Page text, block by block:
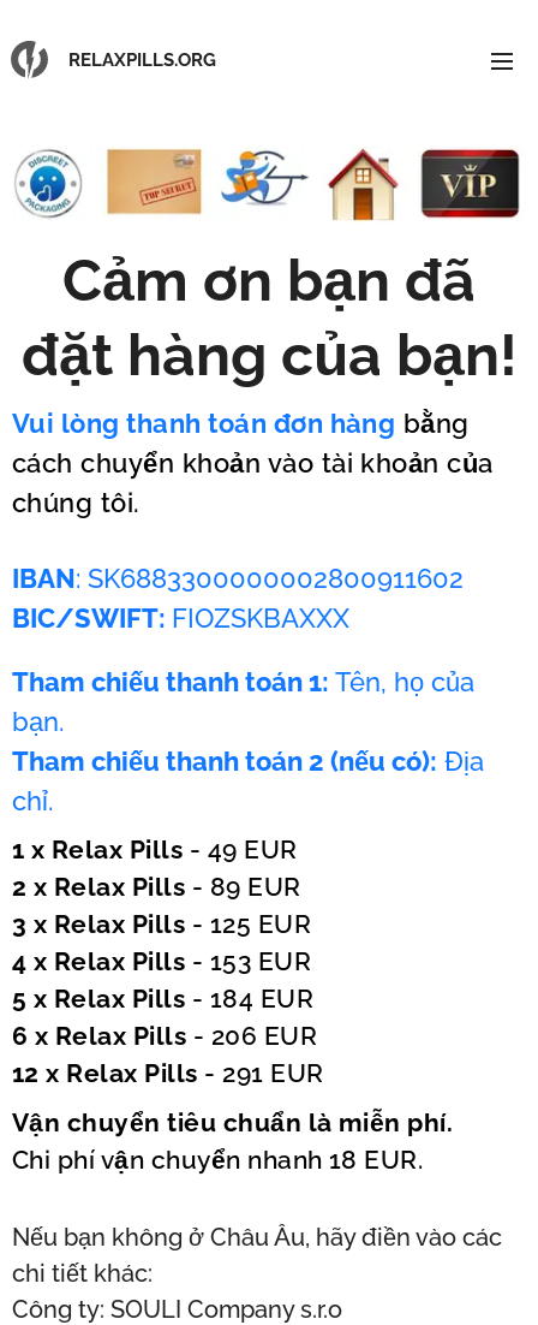
RELAXPILLS.ORG
Cảm ơn bạn đã
đặt hàng của bạn!
Vui lòng thanh toán đơn hàng bằng
cách chuyển khoản vào tài khoản của
chúng tôi.
IBAN: SK6883300000002800911602
BIC/SWIFT: FIOZSKBAXXX
Tham chiếu thanh toán 1: Tên, họ của
bạn.
Tham chiếu thanh toán 2 (nếu có): Địa
chỉ.
1 x Relax Pills - 49 EUR
2 x Relax Pills - 89 EUR
3 x Relax Pills - 125 EUR
4 x Relax Pills - 153 EUR
5 x Relax Pills - 184 EUR
6 x Relax Pills - 206 EUR
12 x Relax Pills - 291 EUR
Vận chuyển tiêu chuẩn là miễn phí.
Chi phí vận chuyển nhanh 18 EUR.
Nếu bạn không ở Châu Âu, hãy điền vào các
chi tiết khác:
Công ty: SOULI Company s.r.o